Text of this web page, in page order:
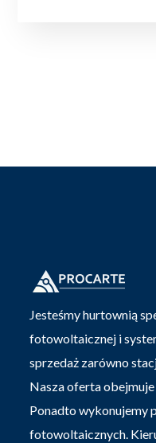
Jesteśmy hurtownią
fotowoltaicznej i
sprzedaż zarówno
Nasza oferta
Ponadto wykonujemy
fotowoltaicznych.